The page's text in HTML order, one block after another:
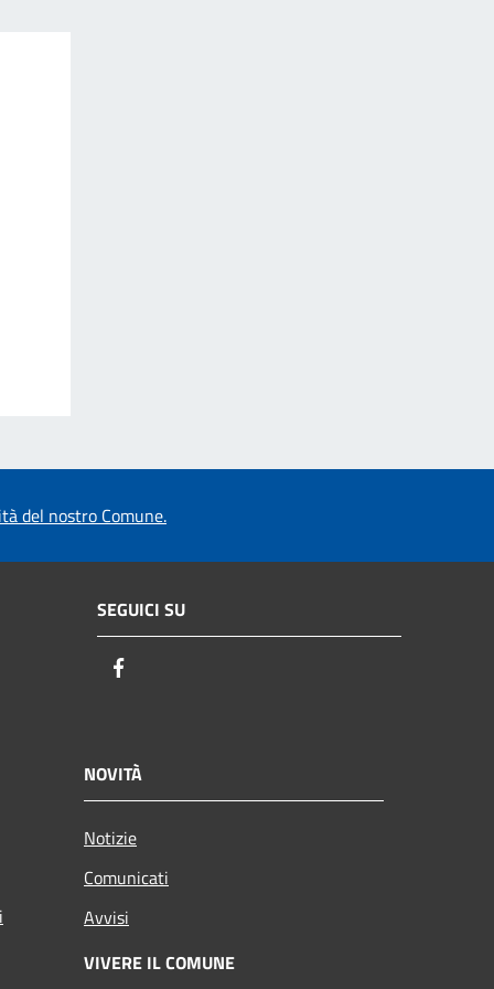
del nostro Comune.
SEGUICI SU
NOVITÀ
Notizie
Comunicati
Avvisi
VIVERE IL COMUNE